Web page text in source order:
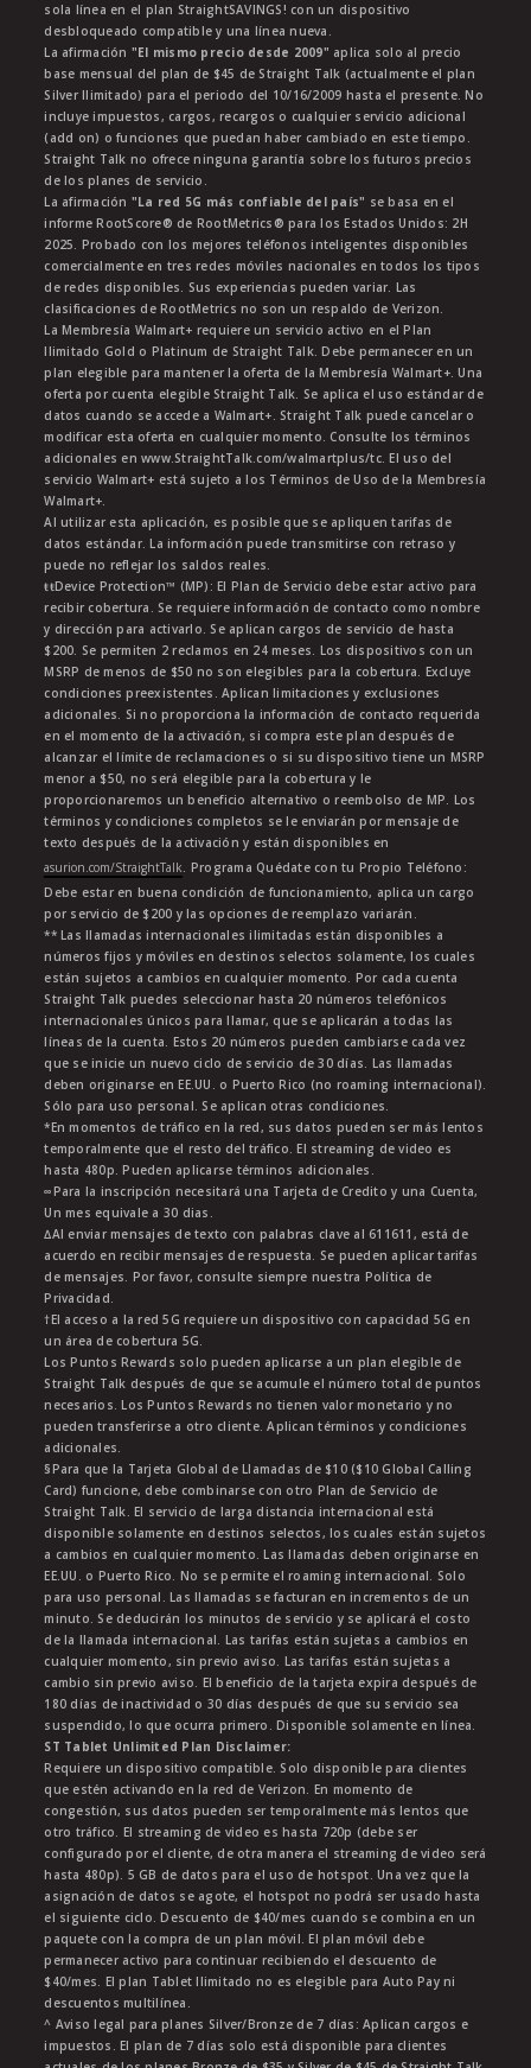
sola línea en el plan StraightSAVINGS! con un dispositivo
desbloqueado compatible y una línea nueva.
La afirmación "El mismo precio desde 2009" aplica solo al precio
base mensual del plan de $45 de Straight Talk (actualmente el plan
Silver Ilimitado) para el periodo del 10/16/2009 hasta el presente. No
incluye impuestos, cargos, recargos o cualquier servicio adicional
(add on) o funciones que puedan haber cambiado en este tiempo.
Straight Talk no ofrece ninguna garantía sobre los futuros precios
de los planes de servicio.
La afirmación "La red 5G más confiable del país" se basa en el
informe RootScore® de RootMetrics® para los Estados Unidos: 2H
2025. Probado con los mejores teléfonos inteligentes disponibles
comercialmente en tres redes móviles nacionales en todos los tipos
de redes disponibles. Sus experiencias pueden variar. Las
clasificaciones de RootMetrics no son un respaldo de Verizon.
La Membresía Walmart+ requiere un servicio activo en el Plan
Ilimitado Gold o Platinum de Straight Talk. Debe permanecer en un
plan elegible para mantener la oferta de la Membresía Walmart+. Una
oferta por cuenta elegible Straight Talk. Se aplica el uso estándar de
datos cuando se accede a Walmart+. Straight Talk puede cancelar o
modificar esta oferta en cualquier momento. Consulte los términos
adicionales en www.StraightTalk.com/walmartplus/tc. El uso del
servicio Walmart+ está sujeto a los Términos de Uso de la Membresía
Walmart+.
Al utilizar esta aplicación, es posible que se apliquen tarifas de
datos estándar. La información puede transmitirse con retraso y
puede no reflejar los saldos reales.
ŧŧDevice Protection™ (MP): El Plan de Servicio debe estar activo para
recibir cobertura. Se requiere información de contacto como nombre
y dirección para activarlo. Se aplican cargos de servicio de hasta
$200. Se permiten 2 reclamos en 24 meses. Los dispositivos con un
MSRP de menos de $50 no son elegibles para la cobertura. Excluye
condiciones preexistentes. Aplican limitaciones y exclusiones
adicionales. Si no proporciona la información de contacto requerida
en el momento de la activación, si compra este plan después de
alcanzar el límite de reclamaciones o si su dispositivo tiene un MSRP
menor a $50, no será elegible para la cobertura y le
proporcionaremos un beneficio alternativo o reembolso de MP. Los
términos y condiciones completos se le enviarán por mensaje de
texto después de la activación y están disponibles en
asurion.com/StraightTalk. Programa Quédate con tu Propio Teléfono:
Debe estar en buena condición de funcionamiento, aplica un cargo
por servicio de $200 y las opciones de reemplazo variarán.
** Las llamadas internacionales ilimitadas están disponibles a
números fijos y móviles en destinos selectos solamente, los cuales
están sujetos a cambios en cualquier momento. Por cada cuenta
Straight Talk puedes seleccionar hasta 20 números telefónicos
internacionales únicos para llamar, que se aplicarán a todas las
líneas de la cuenta. Estos 20 números pueden cambiarse cada vez
que se inicie un nuevo ciclo de servicio de 30 días. Las llamadas
deben originarse en EE.UU. o Puerto Rico (no roaming internacional).
Sólo para uso personal. Se aplican otras condiciones.
*En momentos de tráfico en la red, sus datos pueden ser más lentos
temporalmente que el resto del tráfico. El streaming de video es
hasta 480p. Pueden aplicarse términos adicionales.
∞Para la inscripción necesitará una Tarjeta de Credito y una Cuenta,
Un mes equivale a 30 dias.
∆Al enviar mensajes de texto con palabras clave al 611611, está de
acuerdo en recibir mensajes de respuesta. Se pueden aplicar tarifas
de mensajes. Por favor, consulte siempre nuestra Política de
Privacidad.
†El acceso a la red 5G requiere un dispositivo con capacidad 5G en
un área de cobertura 5G.
Los Puntos Rewards solo pueden aplicarse a un plan elegible de
Straight Talk después de que se acumule el número total de puntos
necesarios. Los Puntos Rewards no tienen valor monetario y no
pueden transferirse a otro cliente. Aplican términos y condiciones
adicionales.
§Para que la Tarjeta Global de Llamadas de $10 ($10 Global Calling
Card) funcione, debe combinarse con otro Plan de Servicio de
Straight Talk. El servicio de larga distancia internacional está
disponible solamente en destinos selectos, los cuales están sujetos
a cambios en cualquier momento. Las llamadas deben originarse en
EE.UU. o Puerto Rico. No se permite el roaming internacional. Solo
para uso personal. Las llamadas se facturan en incrementos de un
minuto. Se deducirán los minutos de servicio y se aplicará el costo
de la llamada internacional. Las tarifas están sujetas a cambios en
cualquier momento, sin previo aviso. Las tarifas están sujetas a
cambio sin previo aviso. El beneficio de la tarjeta expira después de
180 días de inactividad o 30 días después de que su servicio sea
suspendido, lo que ocurra primero. Disponible solamente en línea.
ST Tablet Unlimited Plan Disclaimer:
Requiere un dispositivo compatible. Solo disponible para clientes
que estén activando en la red de Verizon. En momento de
congestión, sus datos pueden ser temporalmente más lentos que
otro tráfico. El streaming de video es hasta 720p (debe ser
configurado por el cliente, de otra manera el streaming de video será
hasta 480p). 5 GB de datos para el uso de hotspot. Una vez que la
asignación de datos se agote, el hotspot no podrá ser usado hasta
el siguiente ciclo. Descuento de $40/mes cuando se combina en un
paquete con la compra de un plan móvil. El plan móvil debe
permanecer activo para continuar recibiendo el descuento de
$40/mes. El plan Tablet Ilimitado no es elegible para Auto Pay ni
descuentos multilínea.
^ Aviso legal para planes Silver/Bronze de 7 días: Aplican cargos e
impuestos. El plan de 7 días solo está disponible para clientes